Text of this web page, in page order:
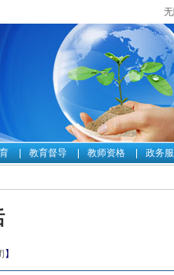
教育督导 教师资格 政务
】